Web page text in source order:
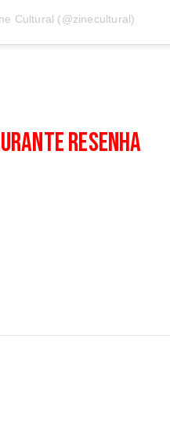
Cultural (@zinecultural)
Resenha